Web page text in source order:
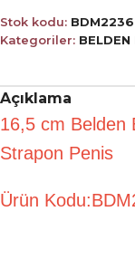
Stok kodu: BDM2236
Kategoriler: BELDEN
Açıklama
16,5 cm Belden
Strapon
Ürün